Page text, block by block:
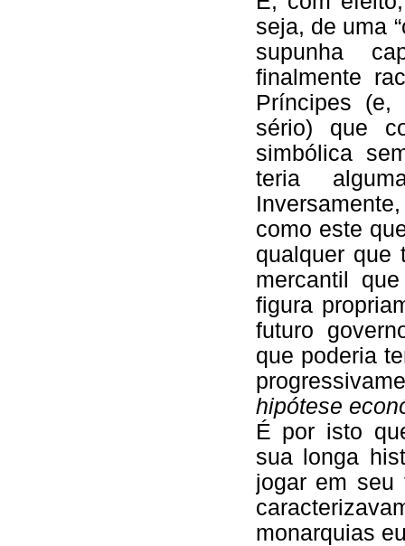
seja, de uma
supunha
finalmente
Príncipes
sério) que
simbólica
teria
como este
qualquer que
mercantil
figura
futuro
que poderia
hipótese
É por isto
sua longa
jogar em seu
monarquias